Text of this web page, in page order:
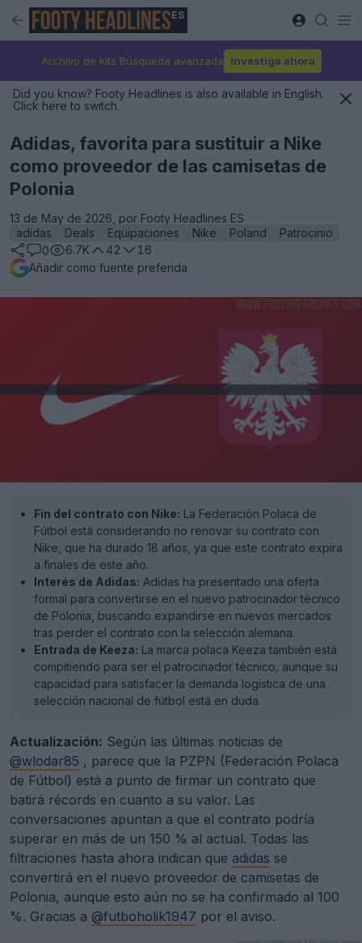
ES
Archivo de kits Búsqueda avanzada Investiga ahora
Did you know? Footy Headlines is also available in English.
Click here to switch.
Adidas, favorita para sustituir a Nike
como proveedor de las camisetas de
Polonia
13 de May de 2026, por Footy Headlines ES
adidas
Deals Equipaciones Nike Poland
Patrocinio
0
6.7K 42
16
Añadir como fuente preferida
Fin del contrato con Nike: La Federación Polaca de
Fútbol está considerando no renovar su contrato con
Nike, que ha durado 18 años, ya que este contrato expira
a finales de este año.
Interés de Adidas: Adidas ha presentado una oferta
formal para convertirse en el nuevo patrocinador técnico
de Polonia, buscando expandirse en nuevos mercados
tras perder el contrato con la selección alemana.
Entrada de Keeza: La marca polaca Keeza también está
compitiendo para ser el patrocinador técnico, aunque su
capacidad para satisfacer la demanda logística de una
selección nacional de fútbol está en duda.
Actualización: Según las últimas noticias de
@wlodar85 , parece que la PZPN (Federación Polaca
de Fútbol) está a punto de firmar un contrato que
batirá récords en cuanto a su valor. Las
conversaciones apuntan a que el contrato podría
superar en más de un 150 % al actual. Todas las
filtraciones hasta ahora indican que adidas se
convertirá en el nuevo proveedor de camisetas de
Polonia, aunque esto aún no se ha confirmado al 100
%. Gracias a @futboholik1947 por el aviso.